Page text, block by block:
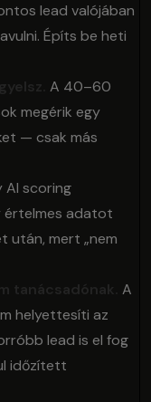
lead valójában
Építs be heti
A 40–60
megérik egy
— csak más
AI scoring
értelmes adatot
után, mert „nem
tanácsadónak. A
helyettesíti az
lead is el fog
időzített